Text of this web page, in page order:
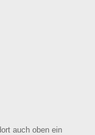
auch oben ein